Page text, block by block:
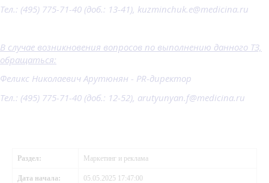
Тел.: (495) 775-71-40 (доб.: 13-41), kuzminchuk.e@medicina.ru
В случае возникновения вопросов по выполнению данного ТЗ,
обращаться:
Феликс Николаевич Арутюнян - PR-директор
Тел.: (495) 775-71-40 (доб.: 12-52), arutyunyan.f@medicina.ru
Раздел: Маркетинг и реклама
Дата начала: 05.05.2025 17:47:00